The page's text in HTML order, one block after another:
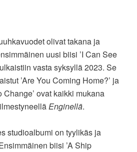
olivat takana ja
uusi biisi ’I Can See
vasta syksyllä 2023. Se
’Are You Coming Home?’ ja
Change’ ovat kaikki mukana
Enginellä.
studioalbumi on tyylikäs ja
biisi ’A Ship